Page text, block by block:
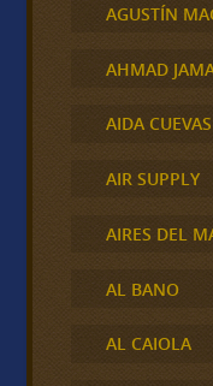
AGUSTÍN
AHMAD
AIDA CUEVAS
AIR SUPPLY
AIRES DEL
AL BANO
AL CAIOLA